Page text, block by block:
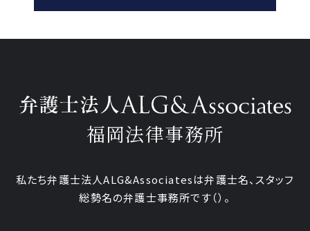
福岡法律事務所
私たち弁護士法人ALG&Associatesは弁護士名、 スタッフ
総勢名の弁護士事務所です（）。